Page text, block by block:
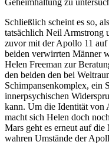
Schließlich scheint es so,
tatsächlich Neil Armstrong
zuvor mit der Apollo 11
beiden verwirrten Männer
Helen Freeman zur
den beiden den bei
Schimpansenkomplex, ein
innerpsychischen
kann. Um die Identität von
macht sich Helen doch
Mars geht es erneut auf
wahren Umstände der